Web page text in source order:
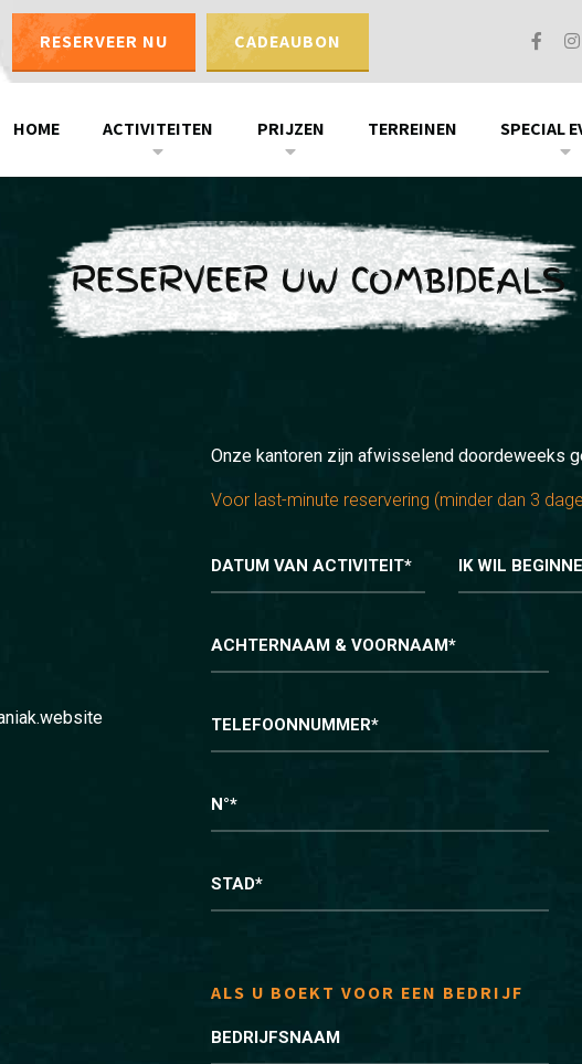
RESERVEER NU CADEAUBON
HOME ACTIVITEITEN PRIJZEN TERREINEN SPECIAL
RESERVEER UW COMBIDEALS
Onze kantoren zijn afwisselend doordeweeks
Voor last-minute reservering (minder dan 3
DATUM VAN ACTIVITEIT* IK WIL
ACHTERNAAM & VOORNAAM*
TELEFOONNUMMER*
N°*
STAD*
ALS U BOEKT VOOR EEN BEDRIJF
BEDRIJFSNAAM